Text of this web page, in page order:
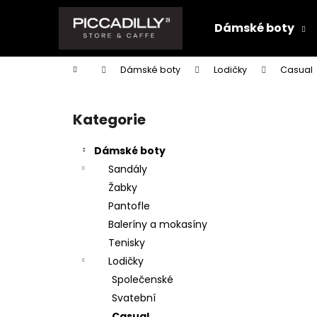
Dámské boty
Domů Dámské boty Lodičky Casual
Přeskočit
kategorie
Kategorie
Dámské boty
Sandály
Žabky
Pantofle
Baleríny a mokasíny
Tenisky
Lodičky
Společenské
Svatební
í
do
do